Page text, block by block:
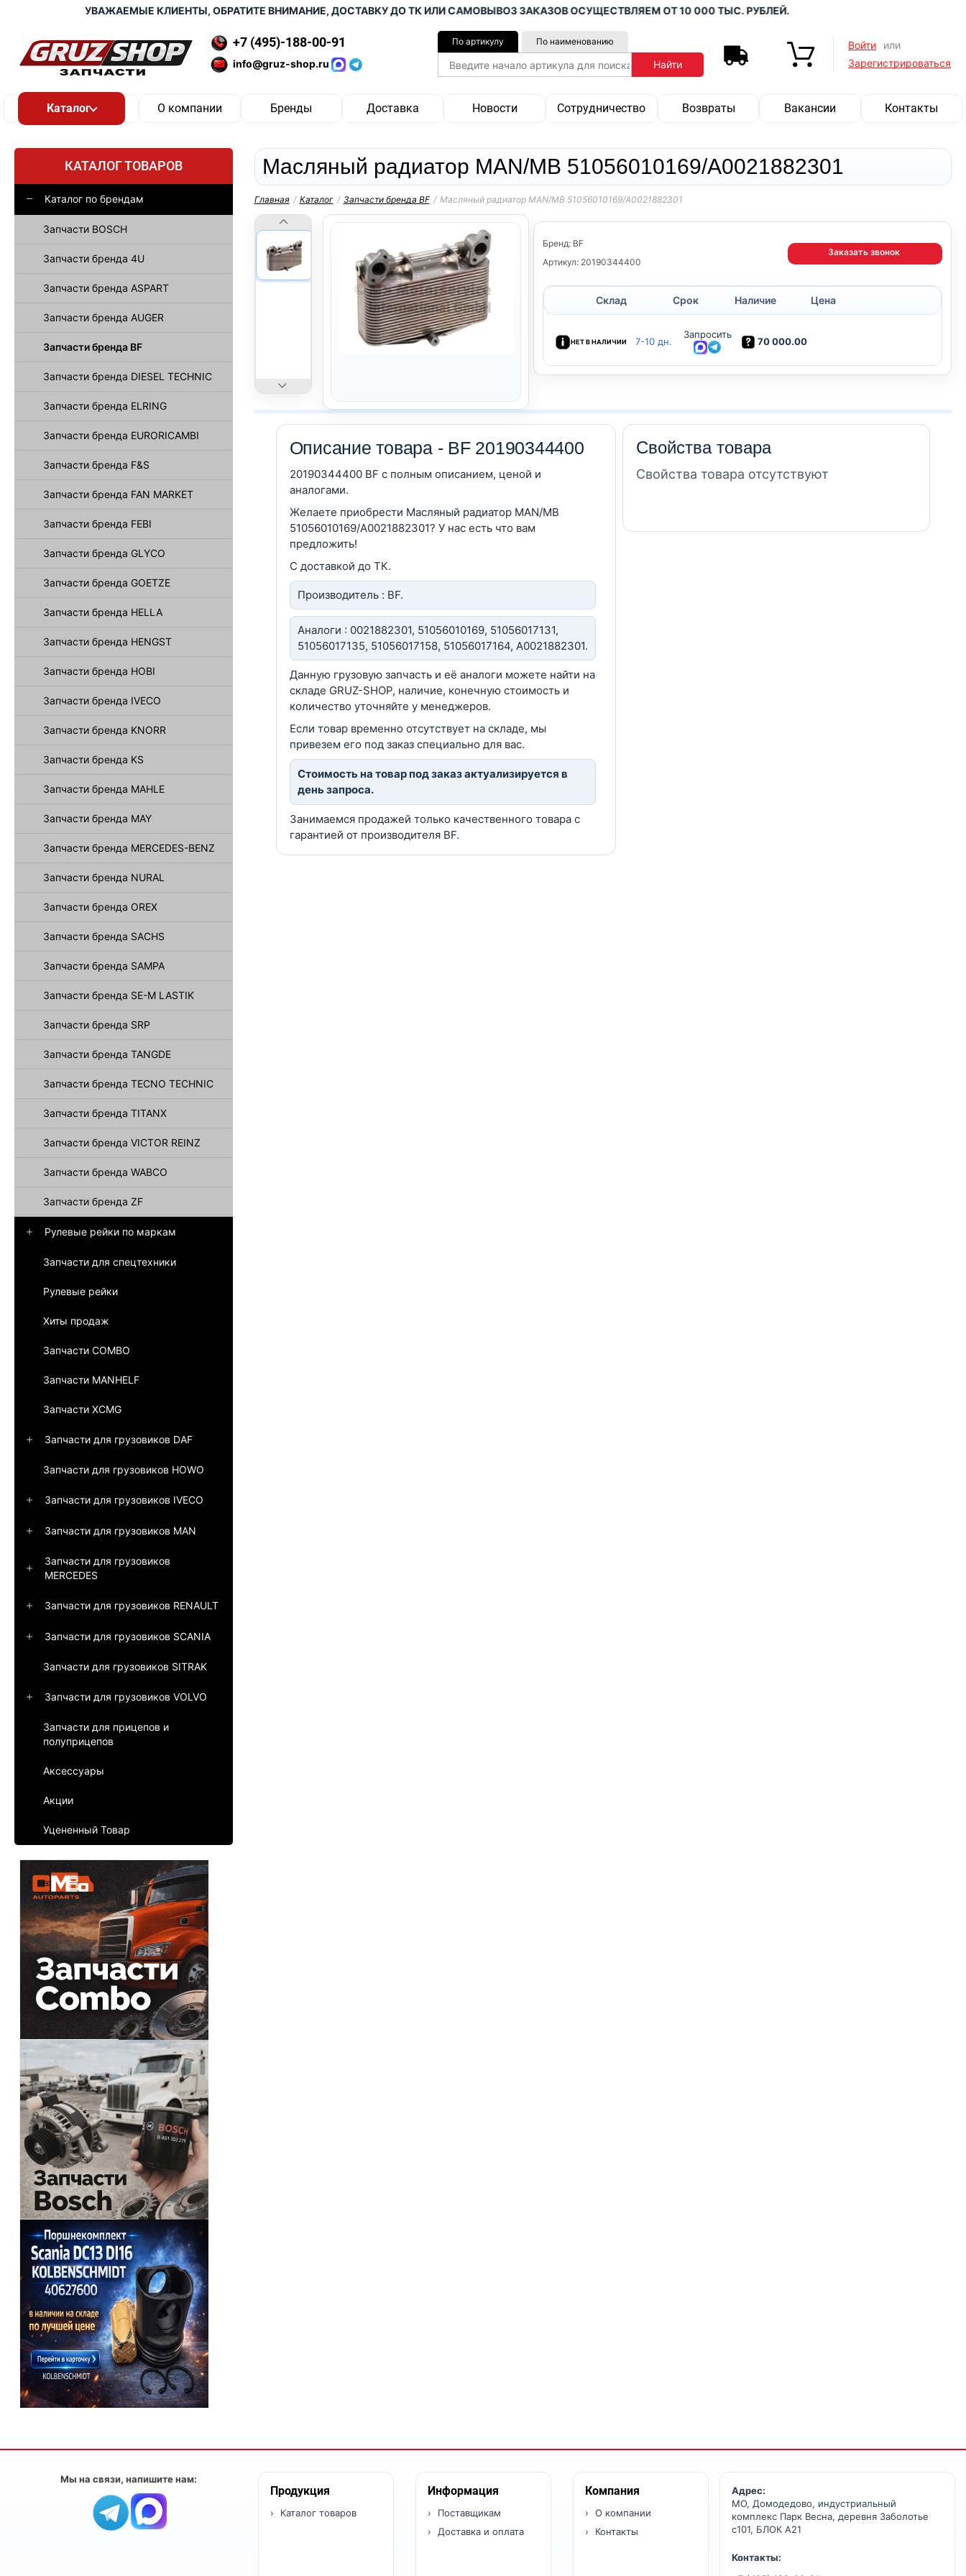
УВАЖАЕМЫЕ КЛИЕНТЫ, ОБРАТИТЕ ВНИМАНИЕ, ДОСТАВКУ ДО ТК ИЛИ САМОВЫВОЗ ЗАКАЗОВ ОСУЩЕСТВЛЯЕМ ОТ 10 000 ТЫС. РУБЛЕЙ.
+7 (495)-188-00-91
info@gruz-shop.ru
По артикулу По наименованию Войти
или
Зарегистрироваться
О компании Бренды Доставка Новости Сотрудничество Возвраты Вакансии Контакты
КАТАЛОГ ТОВАРОВ
Каталог по брендам
Запчасти BOSCH
Запчасти бренда 4U
Запчасти бренда ASPART
Запчасти бренда AUGER
Запчасти бренда BF
Запчасти бренда DIESEL TECHNIC
Запчасти бренда ELRING
Запчасти бренда EURORICAMBI
Запчасти бренда F&S
Запчасти бренда FAN MARKET
Запчасти бренда FEBI
Запчасти бренда GLYCO
Запчасти бренда GOETZE
Запчасти бренда HELLA
Запчасти бренда HENGST
Запчасти бренда HOBI
Запчасти бренда IVECO
Запчасти бренда KNORR
Запчасти бренда KS
Запчасти бренда MAHLE
Запчасти бренда MAY
Запчасти бренда MERCEDES-BENZ
Запчасти бренда NURAL
Запчасти бренда OREX
Запчасти бренда SACHS
Запчасти бренда SAMPA
Запчасти бренда SE-M LASTIK
Запчасти бренда SRP
Запчасти бренда TANGDE
Запчасти бренда TECNO TECHNIC
Запчасти бренда TITANX
Запчасти бренда VICTOR REINZ
Запчасти бренда WABCO
Запчасти бренда ZF
Рулевые рейки по маркам
Запчасти для спецтехники
Рулевые рейки
Хиты продаж
Запчасти COMBO
Запчасти MANHELF
Запчасти XCMG
Запчасти для грузовиков DAF
Запчасти для грузовиков HOWO
Запчасти для грузовиков IVECO
Запчасти для грузовиков MAN
Запчасти для грузовиков
MERCEDES
Запчасти для грузовиков RENAULT
Запчасти для грузовиков SCANIA
Запчасти для грузовиков SITRAK
Запчасти для грузовиков VOLVO
Запчасти для прицепов и
полуприцепов
Аксессуары
Акции
Уцененный Товар
Масляный радиатор MAN/MB 51056010169/A0021882301
Главная / Каталог / Запчасти бренда BF / Масляный радиатор MAN/MB 51056010169/A0021882301
Бренд: BF
Артикул: 20190344400
Заказать звонок
Склад Срок Наличие Цена
НЕТ В НАЛИЧИИ 7-10 дн.
Запросить
70 000.00
Описание товара - BF 20190344400
20190344400 BF c полным описанием, ценой и
аналогами.
Желаете приобрести Масляный радиатор MAN/MB
51056010169/A0021882301? У нас есть что вам
предложить!
С доставкой до ТК.
Производитель : BF.
Аналоги : 0021882301, 51056010169, 51056017131,
51056017135, 51056017158, 51056017164, A0021882301.
Данную грузовую запчасть и её аналоги можете найти на
складе GRUZ-SHOP, наличие, конечную стоимость и
количество уточняйте у менеджеров.
Если товар временно отсутствует на складе, мы
привезем его под заказ специально для вас.
Стоимость на товар под заказ актуализируется в
день запроса.
Занимаемся продажей только качественного товара с
гарантией от производителя BF.
Свойства товара
Свойства товара отсутствуют
Мы на связи, напишите нам:
Продукция
Каталог товаров
Информация
Поставщикам
Доставка и оплата
Компания
О компании
Контакты
Адрес:
МО, Домодедово, индустриальный
комплекс Парк Весна, деревня Заболотье
с101, БЛОК А21
Контакты: